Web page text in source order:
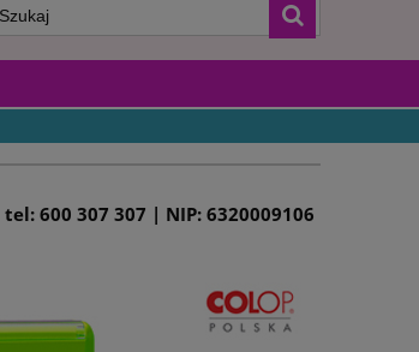
600 307 307 | NIP: 6320009106